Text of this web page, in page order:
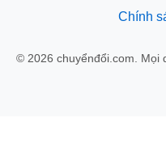
Chính
© 2026 chuyểnđổi.com. Mọi